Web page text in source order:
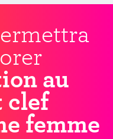
au
clef
femme